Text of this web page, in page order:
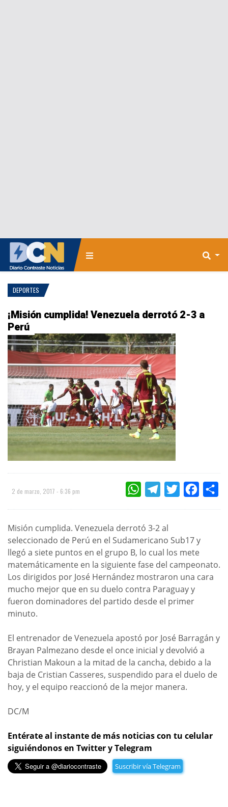
DEPORTES
¡Misión cumplida! Venezuela derrotó 2-3 a
Perú
2 de marzo, 2017 - 6:36 pm WHATSAPPTELEGRAMTWITTER
Misión cumplida. Venezuela derrotó 3-2 al
seleccionado de Perú en el Sudamericano Sub17 y
llegó a siete puntos en el grupo B, lo cual los mete
matemáticamente en la siguiente fase del campeonato.
Los dirigidos por José Hernández mostraron una cara
mucho mejor que en su duelo contra Paraguay y
fueron dominadores del partido desde el primer
minuto.
El entrenador de Venezuela apostó por José Barragán y
Brayan Palmezano desde el once inicial y devolvió a
Christian Makoun a la mitad de la cancha, debido a la
baja de Cristian Casseres, suspendido para el duelo de
hoy, y el equipo reaccionó de la mejor manera.
DC/M
Entérate al instante de más noticias con tu celular
siguiéndonos en Twitter y Telegram
Suscribir vía Telegram